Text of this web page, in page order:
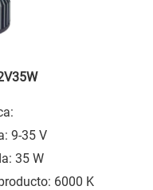
9-35 V
35 W
6000 K